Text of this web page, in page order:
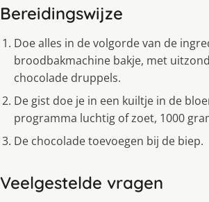
Bereidingswijze
Doe alles in de volgorde van de
broodbakmachine bakje, met
chocolade druppels.
De gist doe je in een kuiltje in de
programma luchtig of zoet, 1000
De chocolade toevoegen bij de biep.
Veelgestelde vragen